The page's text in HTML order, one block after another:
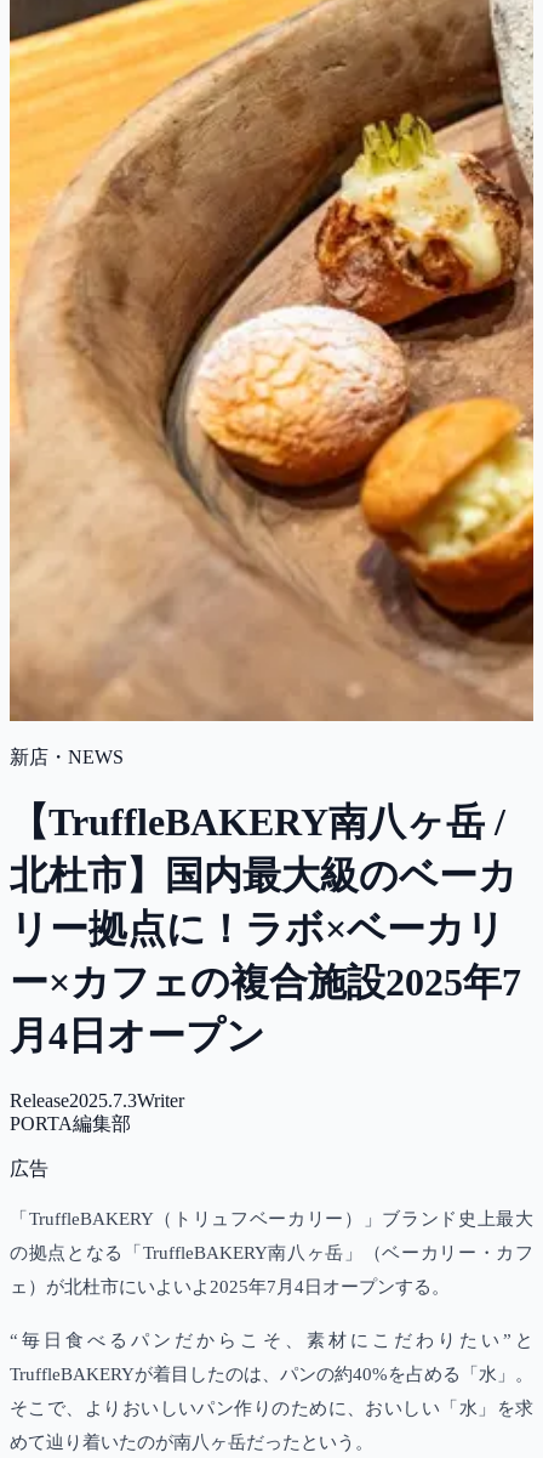
新店・NEWS
【TruffleBAKERY南八ヶ岳 /
北杜市】国内最大級のベーカ
リー拠点に！ラボ×ベーカリ
ー×カフェの複合施設2025年7
月4日オープン
Release2025.7.3Writer
PORTA編集部
広告
「TruffleBAKERY（トリュフベーカリー）」ブランド史上最大
の拠点となる「TruffleBAKERY南八ヶ岳」（ベーカリー・カフ
ェ）が北杜市にいよいよ2025年7月4日オープンする。
“毎日食べるパンだからこそ、素材にこだわりたい”と
TruffleBAKERYが着目したのは、パンの約40%を占める「水」。
そこで、よりおいしいパン作りのために、おいしい「水」を求
めて辿り着いたのが南八ヶ岳だったという。